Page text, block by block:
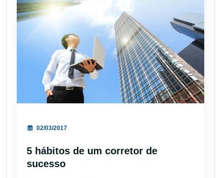
02/03/2017
5 hábitos de um corretor de
sucesso